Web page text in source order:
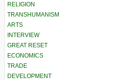
RELIGION
TRANSHUMANISM
ARTS
INTERVIEW
GREAT RESET
ECONOMICS
TRADE
DEVELOPMENT